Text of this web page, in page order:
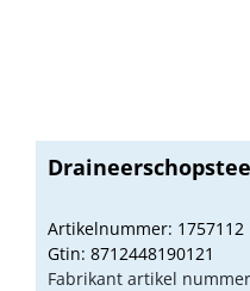
Artikelnummer: 1757112
Gtin: 8712448190121
Fabrikant artikel